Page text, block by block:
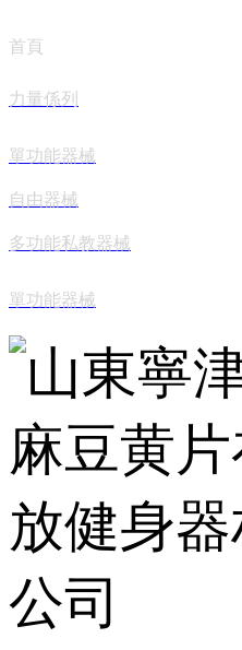
首頁
力量係列
單功能器械
自由器械
多功能私教器械
單功能器械